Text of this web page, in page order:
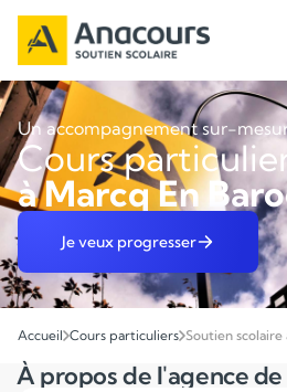
Un accompagnement sur-
Cours
à Marcq En
Je veux progresser
Accueil Cours particuliers Soutien scolaire
À propos de l'agence